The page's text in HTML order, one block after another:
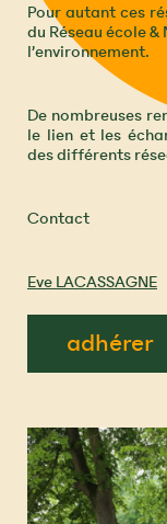
Pour autant ces
du Réseau école
l’environnement.
De nombreuses
le lien et les
des différents
Contact
Eve LACASSAGNE
adhérer